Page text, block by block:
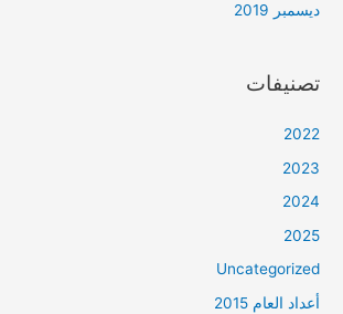
ديسمبر 2019
تصنيفات
2022
2023
2024
2025
Uncategorized
أعداد العام 2015